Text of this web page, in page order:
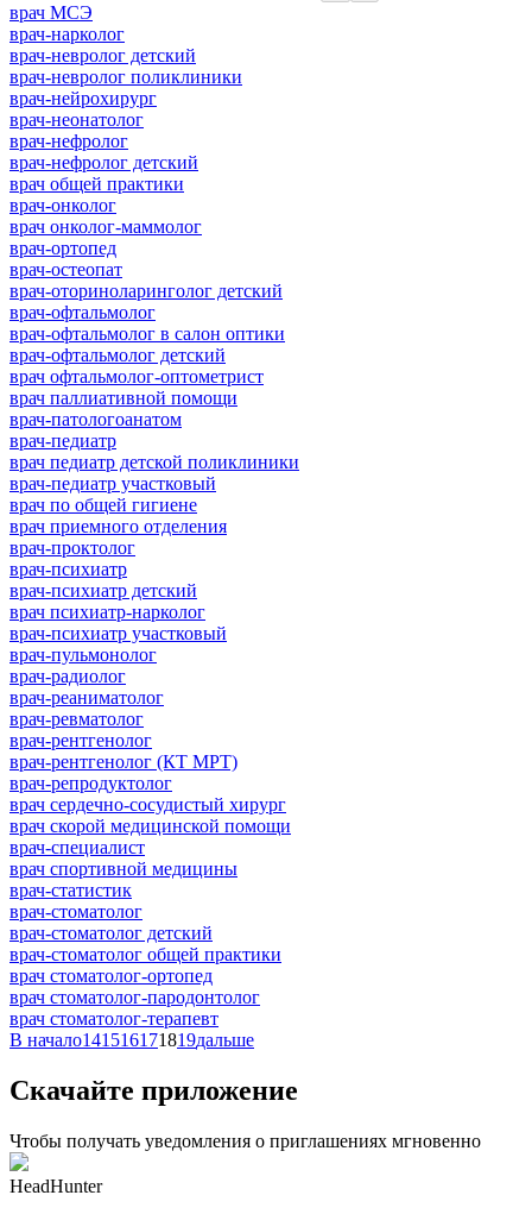
врач МСЭ
врач-нарколог
врач-невролог детский
врач-невролог поликлиники
врач-нейрохирург
врач-неонатолог
врач-нефролог
врач-нефролог детский
врач общей практики
врач-онколог
врач онколог-маммолог
врач-ортопед
врач-остеопат
врач-оториноларинголог детский
врач-офтальмолог
врач-офтальмолог в салон оптики
врач-офтальмолог детский
врач офтальмолог-оптометрист
врач паллиативной помощи
врач-патологоанатом
врач-педиатр
врач педиатр детской поликлиники
врач-педиатр участковый
врач по общей гигиене
врач приемного отделения
врач-проктолог
врач-психиатр
врач-психиатр детский
врач психиатр-нарколог
врач-психиатр участковый
врач-пульмонолог
врач-радиолог
врач-реаниматолог
врач-ревматолог
врач-рентгенолог
врач-рентгенолог (КТ МРТ)
врач-репродуктолог
врач сердечно-сосудистый хирург
врач скорой медицинской помощи
врач-специалист
врач спортивной медицины
врач-статистик
врач-стоматолог
врач-стоматолог детский
врач-стоматолог общей практики
врач стоматолог-ортопед
врач стоматолог-пародонтолог
врач стоматолог-терапевт
В начало141516171819дальше
Скачайте приложение
Чтобы получать уведомления о приглашениях мгновенно
HeadHunter